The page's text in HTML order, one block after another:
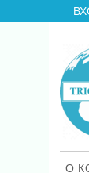
О